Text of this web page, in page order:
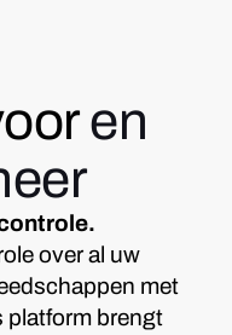
en
over al uw
met
platform brengt